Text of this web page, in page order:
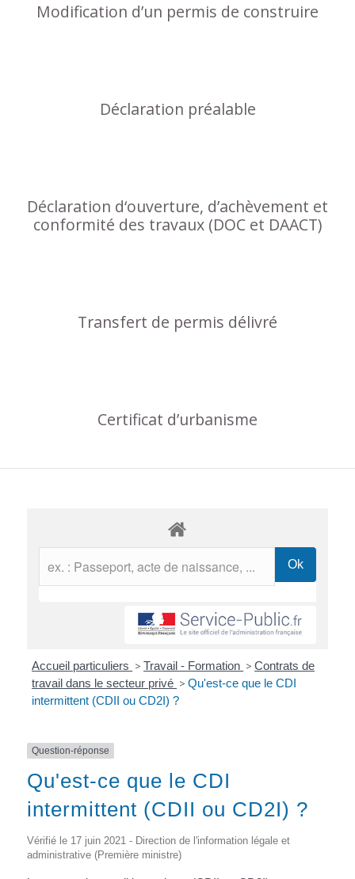
Modification d’un permis de construire
Déclaration préalable
Déclaration d‘ouverture, d’achèvement et
conformité des travaux (DOC et DAACT)
Transfert de permis délivré
Certificat d’urbanisme
Accueil particuliers > Travail - Formation > Contrats de
travail dans le secteur privé > Qu'est-ce que le CDI
intermittent (CDII ou CD2I) ?
Question-réponse
Qu'est-ce que le CDI
intermittent (CDII ou CD2I) ?
Vérifié le 17 juin 2021 - Direction de l'information légale et
administrative (Première ministre)